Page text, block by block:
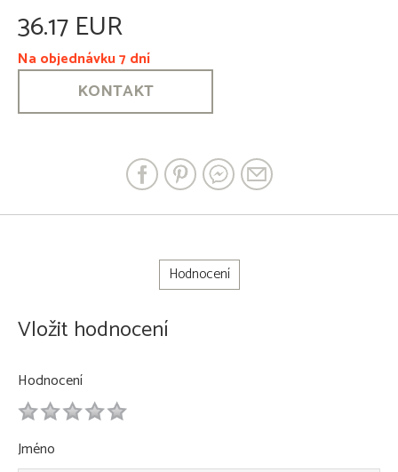
36.17 EUR
Na objednávku 7 dní
KONTAKT
Hodnocení
Vložit hodnocení
Hodnocení
1
2 3 4
5
Jméno